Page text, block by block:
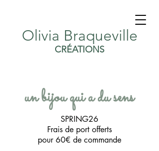
Olivia Braqueville
CRÉATIONS
un bijou qui a du sens
SPRING26
Frais de port offerts
pour 60€ de commande